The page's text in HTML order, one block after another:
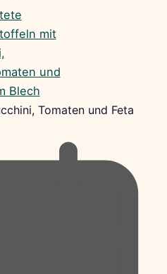
Tomaten und Feta